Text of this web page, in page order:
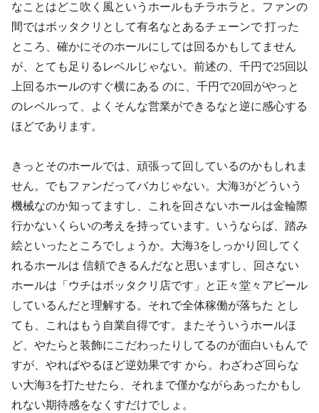
なことはどこ吹く風というホールもチラホラと。ファンの
間ではボッタクリとして有名なとあるチェーンで 打った
ところ、確かにそのホールにしては回るかもしてません
が、とても足りるレベルじゃない。前述の、千円で25回以
上回るホールのすぐ横にある のに、千円で20回がやっと
のレベルって、よくそんな営業ができるなと逆に感心する
ほどであります。
きっとそのホールでは、頑張って回しているのかもしれま
せん。でもファンだってバカじゃない。大海3がどういう
機械なのか知ってますし、これを回さないホールは金輪際
行かないくらいの考えを持っています。いうならば、踏み
絵といったところでしょうか。大海3をしっかり回してく
れるホールは 信頼できるんだなと思いますし、回さない
ホールは「ウチはボッタクリ店です」と正々堂々アピール
しているんだと理解する。それで全体稼働が落ちた とし
ても、これはもう自業自得です。またそういうホールほ
ど、やたらと装飾にこだわったりしてるのが面白いもんで
すが、やればやるほど逆効果です から。わざわざ回らな
い大海3を打たせたら、それまで僅かながらあったかもし
れない期待感をなくすだけでしょ。